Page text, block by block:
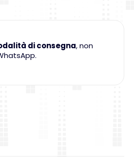
di consegna, non